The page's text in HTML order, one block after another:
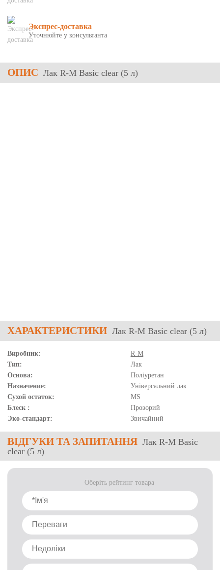
Экспрес-доставка
Уточнюйте у консультанта
ОПИС Лак R-M Basic clear (5 л)
ХАРАКТЕРИСТИКИ Лак R-M Basic clear (5 л)
Виробник:
R-M
Тип:
Лак
Основа:
Поліуретан
Назначение:
Універсальний лак
Сухой остаток:
MS
Блеск :
Прозорий
Эко-стандарт:
Звичайний
ВІДГУКИ ТА ЗАПИТАННЯ Лак R-M Basic
clear (5 л)
Оберіть рейтинг товара